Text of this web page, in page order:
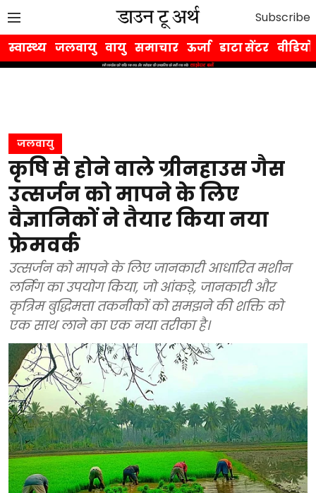
Subscribe
स्वास्थ्य जलवायु वायु समाचार ऊर्जा डाटा सेंटर वीडियो
जलवायु
कृषि से होने वाले ग्रीनहाउस गैस
उत्सर्जन को मापने के लिए
वैज्ञानिकों ने तैयार किया नया
फ्रेमवर्क
उत्सर्जन को मापने के लिए जानकारी आधारित मशीन
लर्निंग का उपयोग किया, जो आंकड़े, जानकारी और
कृत्रिम बुद्धिमत्ता तकनीकों को समझने की शक्ति को
एक साथ लाने का एक नया तरीका है।